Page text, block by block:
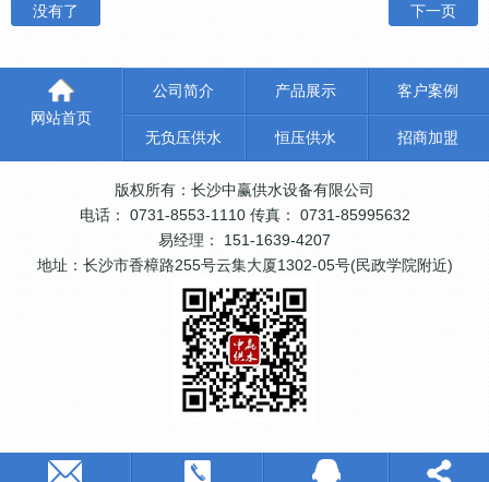
没有了 下一页
网站首页
公司简介 产品展示 客户案例
无负压供水 恒压供水 招商加盟
版权所有：长沙中赢供水设备有限公司
电话： 0731-8553-1110 传真： 0731-85995632
易经理： 151-1639-4207
地址：长沙市香樟路255号云集大厦1302-05号(民政学院附近)